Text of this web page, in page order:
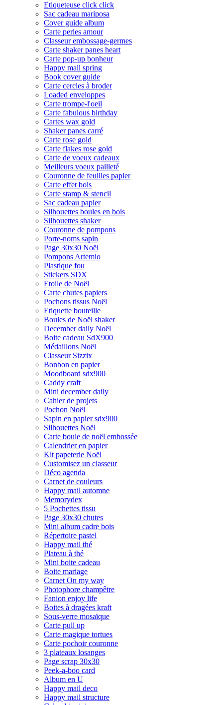
Etiqueteuse click click
Sac cadeau mariposa
Cover guide album
Carte perles amour
Classeur embossage-germes
Carte shaker panes heart
Carte pop-up bonheur
Happy mail spring
Book cover guide
Carte cercles à broder
Loaded enveloppes
Carte trompe-l'oeil
Carte fabulous birthday
Cartes wax gold
Shaker panes carré
Carte rose gold
Carte flakes rose gold
Carte de voeux cadeaux
Meilleurs voeux pailleté
Couronne de feuilles papier
Carte effet bois
Carte stamp & stencil
Sac cadeau papier
Silhouettes boules en bois
Silhouettes shaker
Couronne de pompons
Porte-noms sapin
Page 30x30 Noël
Pompons Artemio
Plastique fou
Stickers SDX
Etoile de Noël
Carte chutes papiers
Pochons tissus Noël
Etiquette bouteille
Boules de Noël shaker
December daily Noël
Boite cadeau SdX900
Médaillons Noël
Classeur Sizzix
Bonbon en papier
Moodboard sdx900
Caddy craft
Mini december daily
Cahier de projets
Pochon Noël
Sapin en papier sdx900
Silhouettes Noël
Carte boule de noël embossée
Calendrier en papier
Kit papeterie Noël
Customisez un classeur
Déco agenda
Carnet de couleurs
Happy mail automne
Memorydex
5 Pochettes tissu
Page 30x30 chutes
Mini album cadre bois
Répertoire pastel
Happy mail thé
Plateau à thé
Mini boite cadeau
Boite mariage
Carnet On my way
Photophore champêtre
Fanion enjoy life
Boites à dragées kraft
Sous-verre mosaïque
Carte pull up
Carte magique tortues
Carte pochoir couronne
3 plateaux losanges
Page scrap 30x30
Peek-a-boo card
Album en U
Happy mail deco
Happy mail structure